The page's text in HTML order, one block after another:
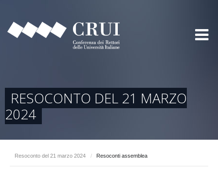
RESOCONTO DEL 21 MARZO
2024
Resoconto del 21 marzo 2024 / Resoconti assemblea